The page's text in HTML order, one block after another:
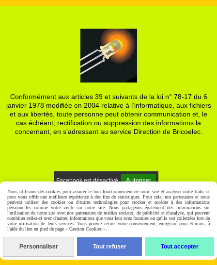
Conformément aux articles 39 et suivants de la loi n° 78-17 du 6
janvier 1978 modifiée en 2004 relative à l’informatique, aux fichiers
et aux libertés, toute personne peut obtenir communication et, le
cas échéant, rectification ou suppression des informations la
concernant, en s’adressant au service Direction de Bricoelec.
Facebook est désactivé. Autoriser
Mentions Légales Gestion cookies Mon Compte
Nous utilisons des cookies pour assurer le bon fonctionnement de notre site et analyser notre trafic et
pour vous offrir une meilleure expérience à des fins de statistiques. Pour cela, nos partenaires et nous
peuvent utiliser des cookies ou d'autres technologies pour stocker et accéder à des informations
personnelles comme votre visite sur notre site. Nous partageons également des informations sur
l'utilisation de notre site avec nos partenaires de médias sociaux, de publicité et d'analyse, qui peuvent
combiner celles-ci avec d'autres informations que vous leur avez fournies ou qu'ils ont collectées lors de
votre utilisation de leurs services. Vous pouvez retirer votre consentement, enregistré pour 6 mois, à
l'aide du lien en pied de page « Gestion Cookies ».
Personnaliser Tout refuser Tout accepter